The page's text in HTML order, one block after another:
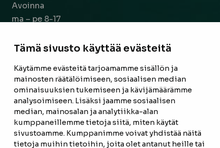
Tämä sivusto käyttää evästeitä
Käytämme evästeitä tarjoamamme sisällön ja
mainosten räätälöimiseen, sosiaalisen median
ominaisuuksien tukemiseen ja kävijämäärämme
analysoimiseen. Lisäksi jaamme sosiaalisen
median, mainosalan ja analytiikka-alan
kumppaneillemme tietoja siitä, miten käytät
sivustoamme. Kumppanimme voivat yhdistää näitä
tietoja muihin tietoihin, joita olet antanut heille tai
Avoinna
ma – pe 8-17
ETUSIVU
TUOTTEET
REFERENSSIT